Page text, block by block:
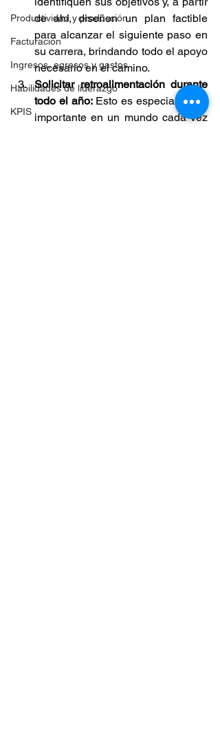
Productividad y producción
Facturación
Ingresos, egresos y gastos
Habilidades de liderazgo
KPIS
de ahí, diseñen un plan factible
para alcanzar el siguiente paso en
su carrera, brindando todo el apoyo
necesario en el camino.
Solicitar retroalimentación durante
todo el año: Esto es especialmente
importante en un mundo cada vez